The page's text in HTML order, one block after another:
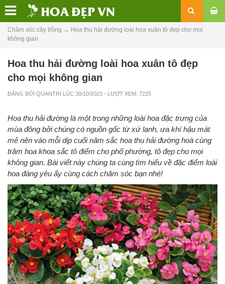
Chăm sóc cây trồng → Hoa thu hải đường loài hoa xuân tô đẹp cho mọi
không gian
Hoa thu hải đường loài hoa xuân tô đẹp
cho mọi không gian
ĐĂNG BỞI QUANTRI LÚC 30/10/2023 - LƯỢT XEM: 7225
Hoa thu hải đường là một trong những loài hoa đặc trưng của
mùa đông bởi chúng có nguồn gốc từ xứ lạnh, ưa khí hậu mát
mẻ nên vào mỗi dịp cuối năm sắc hoa thu hải đường hoà cùng
trăm hoa khoa sắc tô điểm cho phố phường, tô đẹp cho mọi
không gian. Bài viết này chúng ta cùng tìm hiểu về đặc điểm loài
hoa đáng yêu ấy cùng cách chăm sóc bạn nhé!